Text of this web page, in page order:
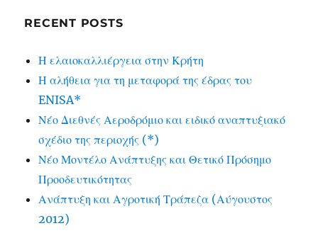
RECENT POSTS
Η ελαιοκαλλιέργεια στην Κρήτη
Η αλήθεια για τη μεταφορά της έδρας του
ENISA*
Νέο Διεθνές Αεροδρόμιο και ειδικό αναπτυξιακό
σχέδιο της περιοχής (*)
Νέο Μοντέλο Ανάπτυξης και Θετικό Πρόσημο
Προοδευτικότητας
Ανάπτυξη και Αγροτική Τράπεζα (Αύγουστος
2012)